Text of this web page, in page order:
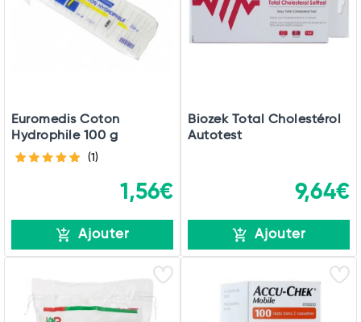
Euromedis Coton
Hydrophile 100 g
(1)
1,56€
Ajouter
Biozek Total Cholestérol
Autotest
9,64€
Ajouter